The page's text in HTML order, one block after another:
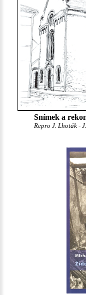
Snímek a
Repro J. Lhoták -